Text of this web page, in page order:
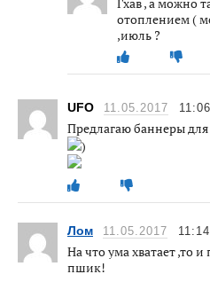
отоплением (
,июль ?
UFO 11.05.2017 11:06
Предлагаю баннеры
)
Лом 11.05.2017 11:14
На что ума хватает ,то
пшик!